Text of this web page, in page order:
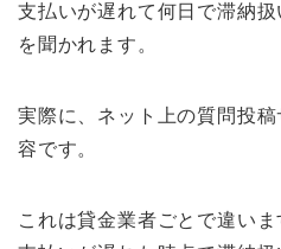
支払いが遅れて何日で滞納
を聞かれます。
実際に、ネット上の質問投
容です。
これは貸金業者ごとで違い